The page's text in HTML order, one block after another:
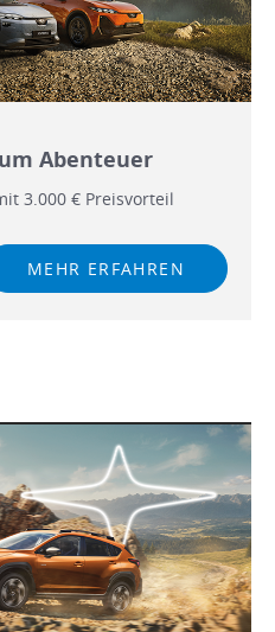
Abenteuer
3.000 € Preisvorteil
MEHR ERFAHREN